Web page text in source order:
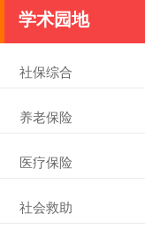
学术园地
社保综合
养老保险
医疗保险
社会救助